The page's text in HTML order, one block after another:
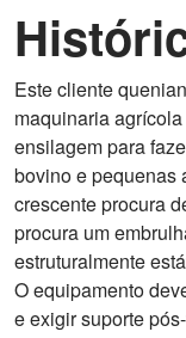
Este cliente
maquinaria
ensilagem para
bovino e pequenas
crescente procura
procura um
estruturalmente
O equipamento
e exigir suporte